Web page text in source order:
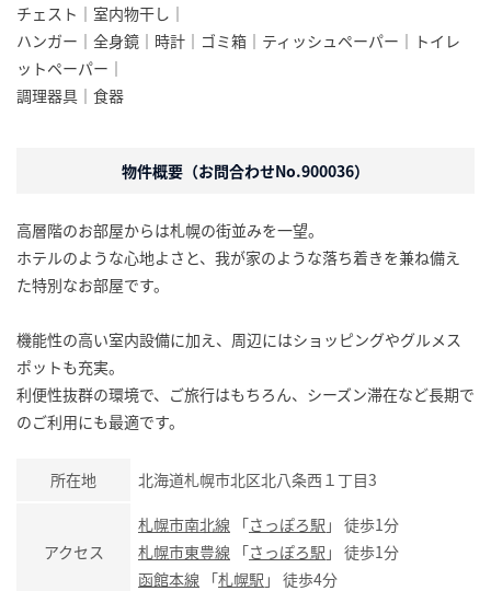
チェスト｜室内物干し｜
ハンガー｜全身鏡｜時計｜ゴミ箱｜ティッシュペーパー｜トイレ
ットペーパー｜
調理器具｜食器
物件概要（お問合わせNo.900036）
高層階のお部屋からは札幌の街並みを一望。
ホテルのような心地よさと、我が家のような落ち着きを兼ね備え
た特別なお部屋です。
機能性の高い室内設備に加え、周辺にはショッピングやグルメス
ポットも充実。
利便性抜群の環境で、ご旅行はもちろん、シーズン滞在など長期で
のご利用にも最適です。
所在地 北海道札幌市北区北八条西１丁目3
アクセス
札幌市南北線 「さっぽろ駅 」 徒歩1分
札幌市東豊線 「さっぽろ駅 」 徒歩1分
函館本線 「札幌駅 」 徒歩4分